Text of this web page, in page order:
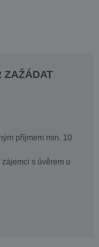
ZAŽÁDAT
příjmem min. 10
s úvěrem u